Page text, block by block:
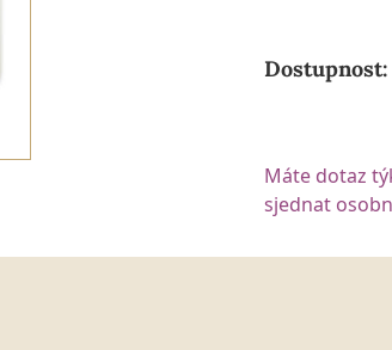
Dostupnost:
Máte dotaz
sjednat